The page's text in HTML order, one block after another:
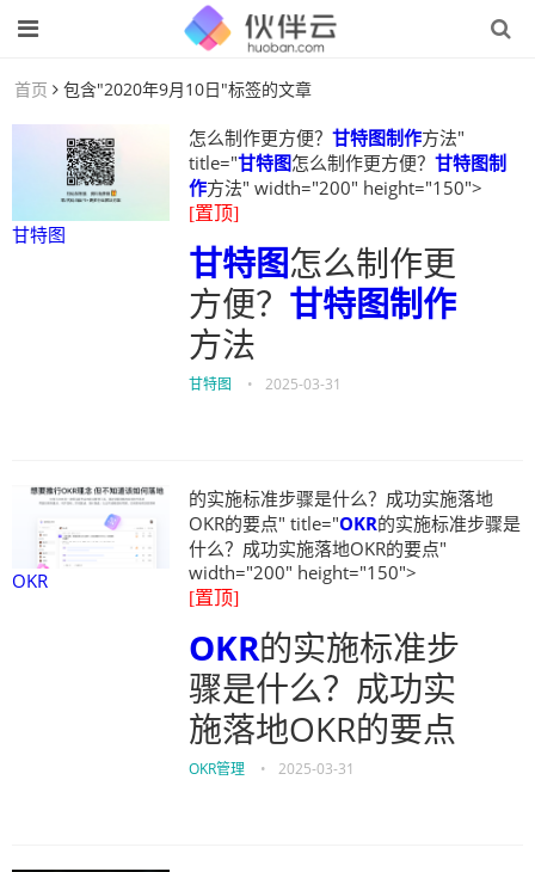
首页 包含"2020年9月10日"标签的文章
甘特图
怎么制作更方便？ 甘特图制作方法"
title="甘特图怎么制作更方便？ 甘特图制
作方法" width="200" height="150">
[置顶]
甘特图怎么制作更
方便？ 甘特图制作
方法
甘特图 • 2025-03-31
OKR
的实施标准步骤是什么？成功实施落地
OKR的要点" title="OKR的实施标准步骤是
什么？成功实施落地OKR的要点"
width="200" height="150">
[置顶]
OKR的实施标准步
骤是什么？成功实
施落地OKR的要点
OKR管理 • 2025-03-31